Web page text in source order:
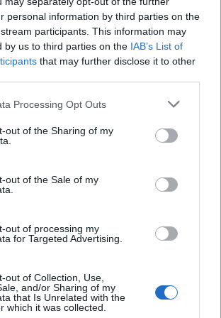
personal information by third parties on the
participants. This information may
by us to third parties on the IAB’s List of
that may further disclose it to other
Processing Opt Outs
out of the Sharing of my
out of the Sale of my
out of processing my
for Targeted Advertising.
out of Collection, Use,
and/or Sharing of my
that Is Unrelated with the
which it was collected.
επισκέπτες μας
άξιες προς την περίσταση, αλλά
τα µνηµεία και τα ερείπια
και να τους οδηγήσουμε στους
οι αρχαίοι Έλληνες τους
είπε, σε μια αποστροφή της
συνεπήρε τους συνέδρους,
ομόφωνα την Αθήνα.
του Βικέλα προκάλεσε
κοινή γνώμη και τον τύπο
μεγάλη επιτυχία της
Ολυμπιακών Αγώνων τότε, αλλά
του θεσμού τα επόμενα
Βικέλας εξελέγη το 1894